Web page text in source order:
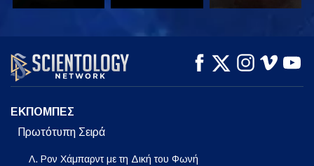
ΠΑΡΑΚΟΛΟΥΘΗΣΤΕ ΠΑΡΑΚΟΛΟΥΘΗΣΤΕ
ΕΞΕΡΕΥΝΗΣΤΕ ΤΗ
ΣΕΙΡΑ
ΕΚΠΟΜΠΕΣ
Πρωτότυπη Σειρά
Λ. Ρον Χάμπαρντ με τη Δική του Φωνή